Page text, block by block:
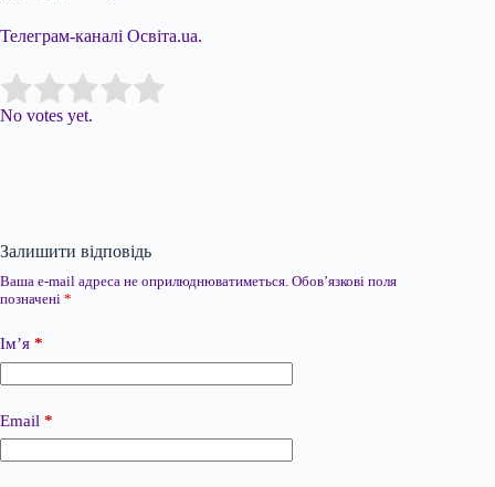
Телеграм-каналі Освіта.ua.
Rate this item:
No votes yet.
Залишити відповідь
Ваша e-mail адреса не оприлюднюватиметься. Обов’язкові поля
позначені *
Ім’я *
Email *